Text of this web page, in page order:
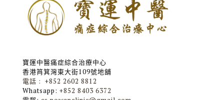
寶運中醫痛症綜合治療中心
香港筲箕灣東大街109號地舖
電話 : +852 2602 8812
Whatsapp: +852 8403 6372